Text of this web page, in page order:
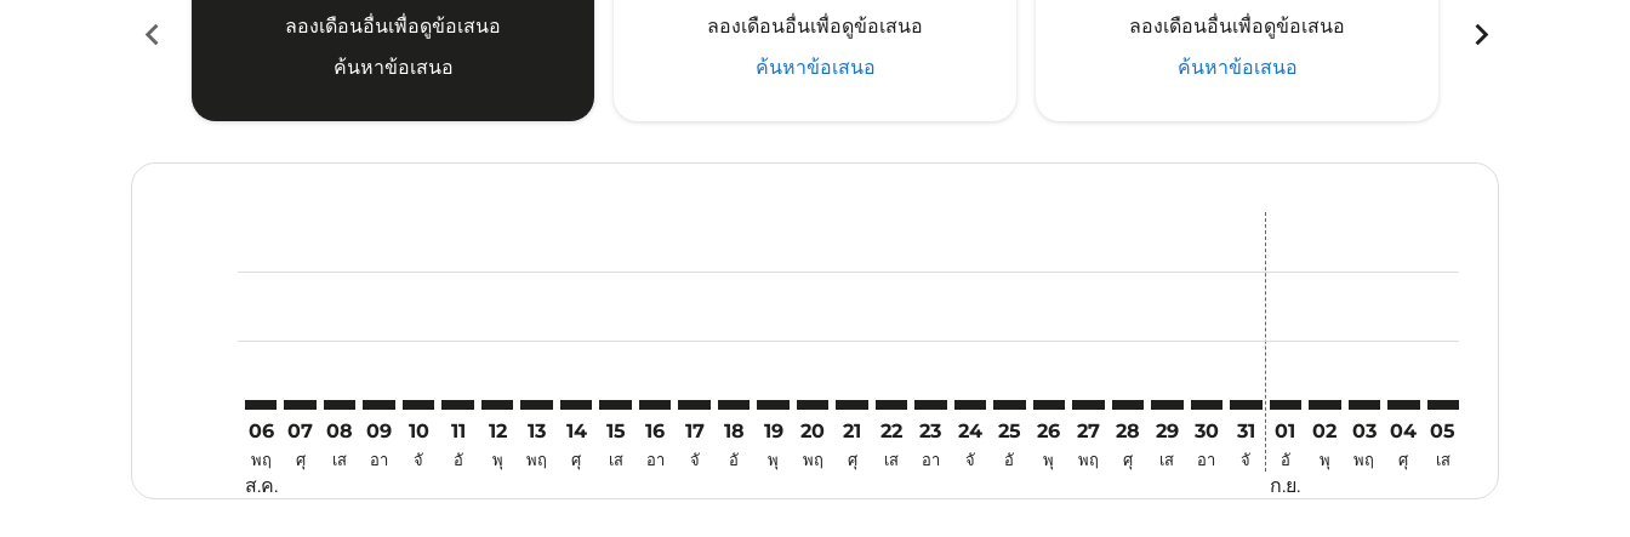
chevron_left
ลองเดือนอื่นเพื่อดูข้อเสนอ
ค้นหาข้อเสนอ
ลองเดือนอื่นเพื่อดูข้อเสนอ
ค้นหาข้อเสนอ
ลองเดือนอื่นเพื่อดูข้อเสนอ
ค้นหาข้อเสนอ
chevron_right
06
พฤ
ส.ค.
07
ศุ
08
เส
09
อา
10
จั
11
อั
12
พุ
13
พฤ
14
ศุ
15
เส
16
อา
17
จั
18
อั
19
พุ
20
พฤ
SIN–MNL: cmp-view-offers-disclaimer. ค้นหาข้อเสนอ
21
ศุ
SIN–MNL: cmp-view-offers-disclaimer. ค้นหาข้อเสนอ
22
เส
SIN–MNL: cmp-view-offers-disclaimer. ค้นหาข้อเสนอ
23
อา
SIN–MNL: cmp-view-offers-disclaimer. ค้นหาข้อเสนอ
24
จั
SIN–MNL: cmp-view-offers-disclaimer. ค้นหาข้อเสนอ
25
อั
SIN–MNL: cmp-view-offers-disclaimer. ค้นหาข้อเสนอ
26
พุ
SIN–MNL: cmp-view-offers-disclaimer. ค้นหาข้อเสนอ
27
พฤ
SIN–MNL: cmp-view-offers-disclaimer. ค้นหาข้อเสนอ
28
ศุ
SIN–MNL: cmp-view-offers-disclaimer. ค้นหาข้อเสนอ
29
เส
SIN–MNL: cmp-view-offers-disclaimer. ค้นหาข้อเ
30
อา
SIN–MNL: cmp-view-offers-disclaimer. ค้นห
31
จั
01
อั
ก.ย.
02
พุ
03
พฤ
04
ศุ
05
เส